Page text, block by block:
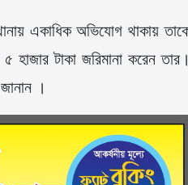
একাধিক অভিযোগ থাকায়
হাজার টাকা জরিমানা করেন
।